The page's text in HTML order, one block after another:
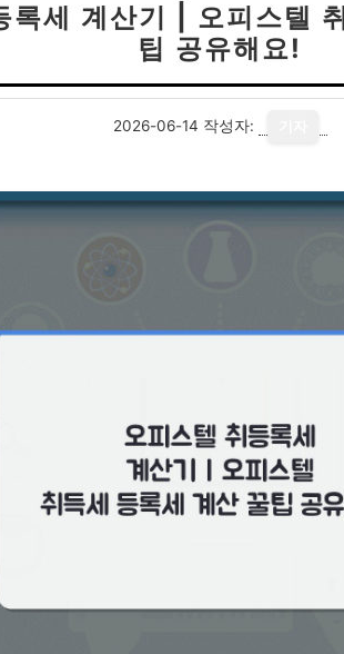
록세 계산기 | 오피스텔
팁 공유해요!
2026-06-14 작성자: